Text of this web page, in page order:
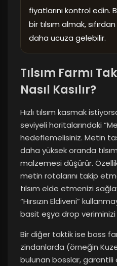
fiyatlarını kontrol edin.
bir tılsım almak,
daha ucuza gelebilir.
Tılsım Farmı
Nasıl Kasılır?
Hızlı tılsım kasmak
seviyeli haritalarındaki
hedeflemelisiniz. Metin
daha yüksek oranda
malzemesi düşürür.
metin rotalarını takip
tılsım elde etmenizi
“Hırsızın Eldiveni”
basit eşya drop
Bir diğer taktik ise boss
zindanlarda (örneğin
bulunan bosslar, garantili